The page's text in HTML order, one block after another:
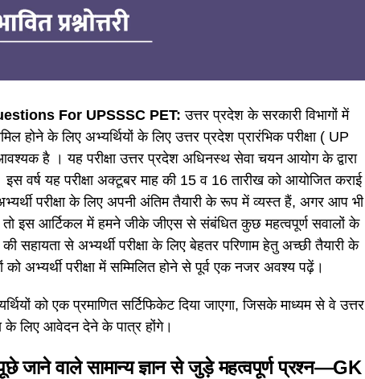
For UPSSSC PET:उत्तर प्रदेश के सरकारी विभागों में
होने के लिए अभ्यर्थियों के लिए उत्तर प्रदेश प्रारंभिक परीक्षा ( UP
है । यह परीक्षा उत्तर प्रदेश अधिनस्थ सेवा चयन आयोग के द्वारा
इस वर्ष यह परीक्षा अक्टूबर माह की 15 व 16 तारीख को आयोजित कराई
परीक्षा के लिए अपनी अंतिम तैयारी के रूप में व्यस्त हैं, अगर आप भी
हैं तो इस आर्टिकल में हमने जीके जीएस से संबंधित कुछ महत्वपूर्ण सवालों के
सहायता से अभ्यर्थी परीक्षा के लिए बेहतर परिणाम हेतु अच्छी तैयारी के
अभ्यर्थी परीक्षा में सम्मिलित होने से पूर्व एक नजर अवश्य पढ़ें।
को एक प्रमाणित सर्टिफिकेट दिया जाएगा, जिसके माध्यम से वे उत्तर
के लिए आवेदन देने के पात्र होंगे।
जाने वाले सामान्य ज्ञान से जुड़े महत्वपूर्ण प्रश्न—GK